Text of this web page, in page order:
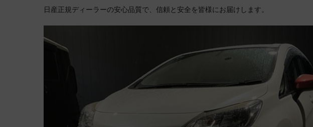
日産正規ディーラーの安心品質で、信頼と安全を皆様にお届けします。